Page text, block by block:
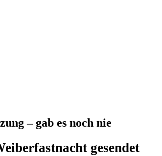
– gab es noch nie
gesendet